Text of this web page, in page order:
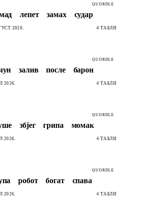
QUORDLE
лепет замах судар
2026. 4 ТАБЛИ
QUORDLE
залив после барон
2026. 4 ТАБЛИ
QUORDLE
збјег грипа момак
2026. 4 ТАБЛИ
QUORDLE
робот богат спава
2026. 4 ТАБЛИ